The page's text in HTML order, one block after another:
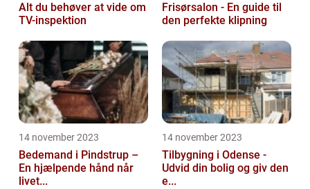
Alt du behøver at vide om
TV-inspektion
Frisørsalon - En guide til
den perfekte klipning
14 november 2023
Bedemand i Pindstrup –
En hjælpende hånd når
livet...
14 november 2023
Tilbygning i Odense -
Udvid din bolig og giv den
e...